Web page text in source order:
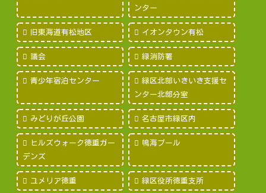
ンター
旧東海道有松地区 イオンタウン有松
議会 緑消防署
青少年宿泊センター
緑区北部いきいき支援セ
ンター北部分室
みどりが丘公園 名古屋市緑区内
ヒルズウォーク徳重ガー
デンズ
鳴海プール
ユメリア徳重 緑区役所徳重支所